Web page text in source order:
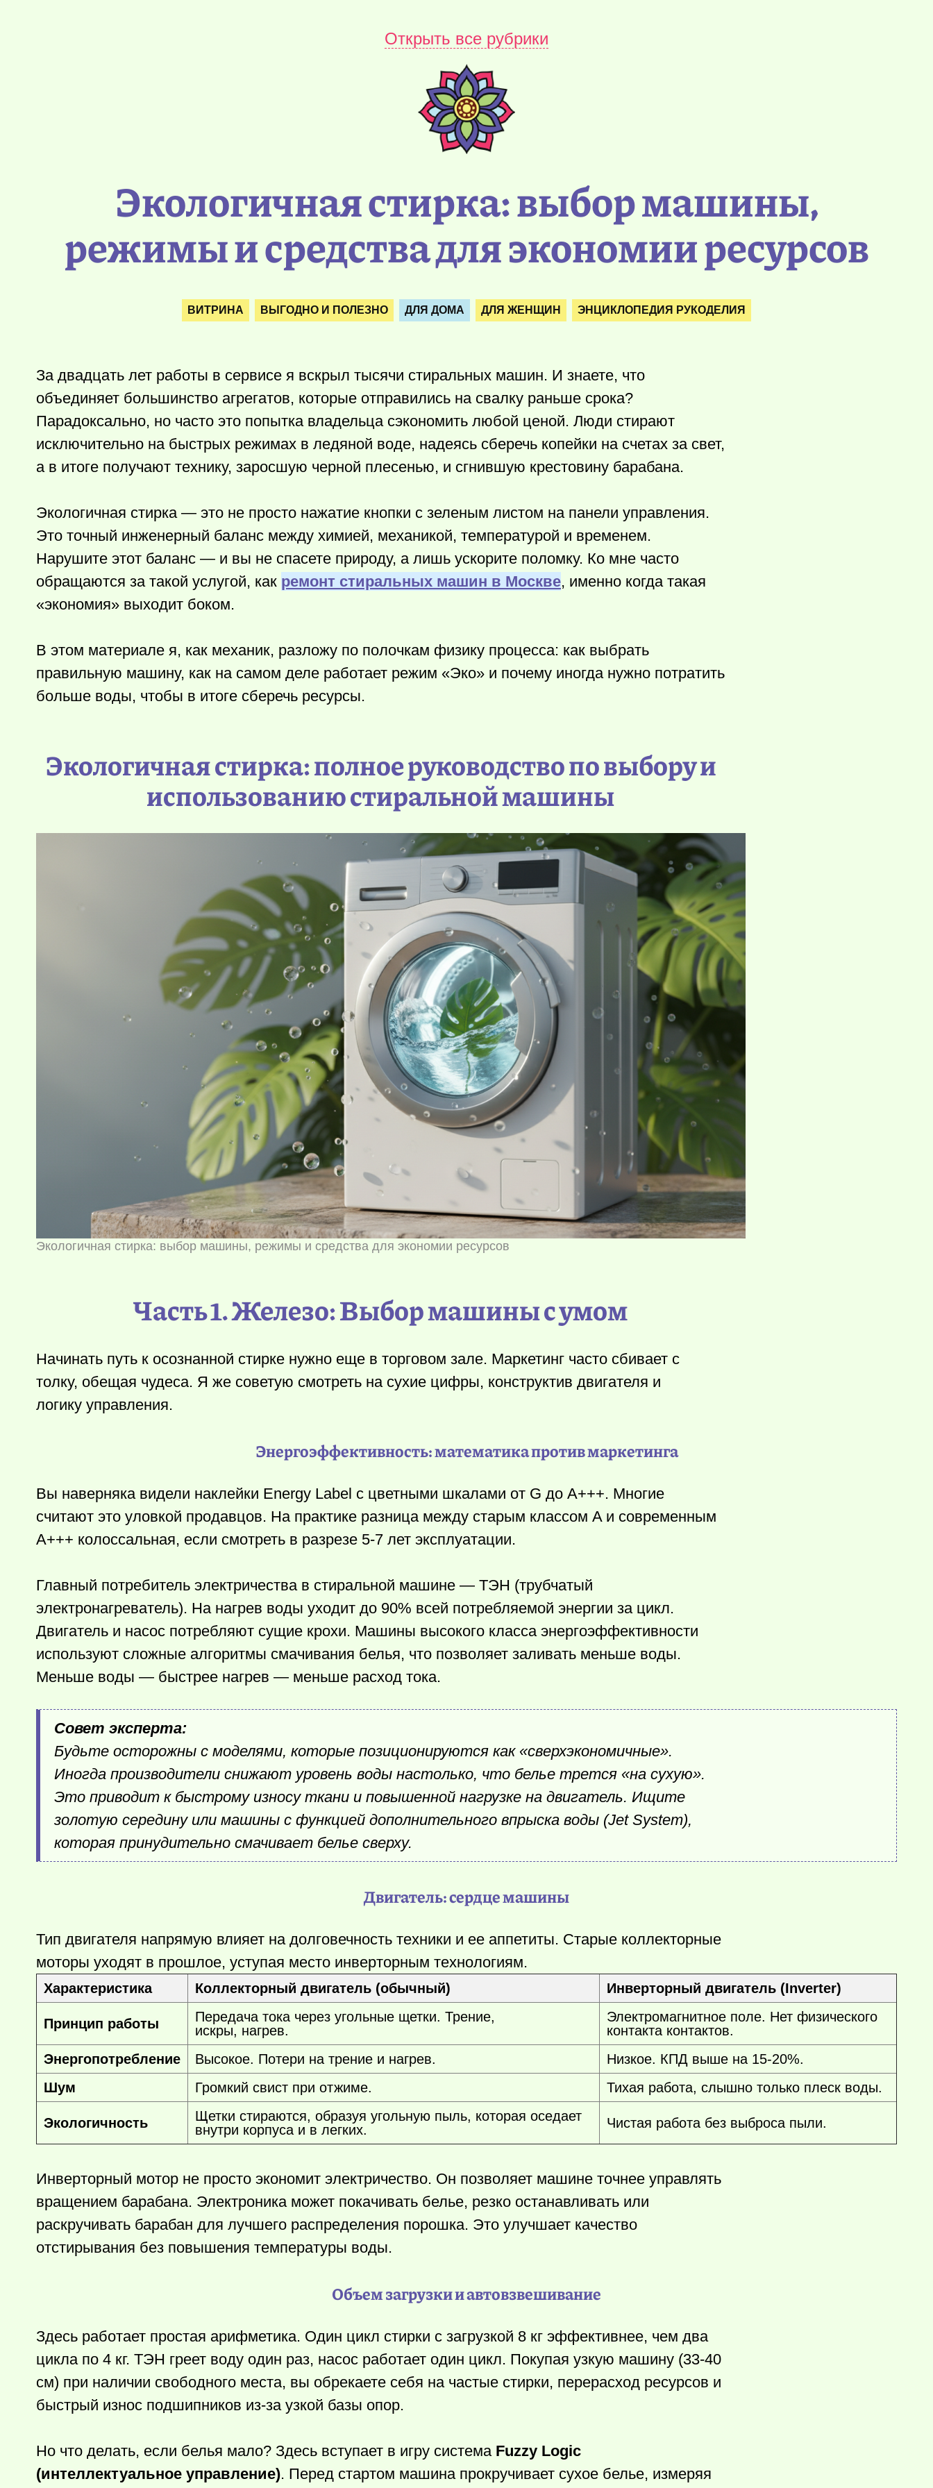
Открыть все рубрики
Экологичная стирка: выбор машины,
режимы и средства для экономии ресурсов
ВИТРИНА ВЫГОДНО И ПОЛЕЗНО ДЛЯ ДОМА ДЛЯ ЖЕНЩИН ЭНЦИКЛОПЕДИЯ РУКОДЕЛИЯ
За двадцать лет работы в сервисе я вскрыл тысячи стиральных машин. И знаете, что
объединяет большинство агрегатов, которые отправились на свалку раньше срока?
Парадоксально, но часто это попытка владельца сэкономить любой ценой. Люди стирают
исключительно на быстрых режимах в ледяной воде, надеясь сберечь копейки на счетах за свет,
а в итоге получают технику, заросшую черной плесенью, и сгнившую крестовину барабана.
Экологичная стирка — это не просто нажатие кнопки с зеленым листом на панели управления.
Это точный инженерный баланс между химией, механикой, температурой и временем.
Нарушите этот баланс — и вы не спасете природу, а лишь ускорите поломку. Ко мне часто
обращаются за такой услугой, как ремонт стиральных машин в Москве, именно когда такая
«экономия» выходит боком.
В этом материале я, как механик, разложу по полочкам физику процесса: как выбрать
правильную машину, как на самом деле работает режим «Эко» и почему иногда нужно потратить
больше воды, чтобы в итоге сберечь ресурсы.
Экологичная стирка: полное руководство по выбору и
использованию стиральной машины
Экологичная стирка: выбор машины, режимы и средства для экономии ресурсов
Часть 1. Железо: Выбор машины с умом
Начинать путь к осознанной стирке нужно еще в торговом зале. Маркетинг часто сбивает с
толку, обещая чудеса. Я же советую смотреть на сухие цифры, конструктив двигателя и
логику управления.
Энергоэффективность: математика против маркетинга
Вы наверняка видели наклейки Energy Label с цветными шкалами от G до A+++. Многие
считают это уловкой продавцов. На практике разница между старым классом A и современным
A+++ колоссальная, если смотреть в разрезе 5-7 лет эксплуатации.
Главный потребитель электричества в стиральной машине — ТЭН (трубчатый
электронагреватель). На нагрев воды уходит до 90% всей потребляемой энергии за цикл.
Двигатель и насос потребляют сущие крохи. Машины высокого класса энергоэффективности
используют сложные алгоритмы смачивания белья, что позволяет заливать меньше воды.
Меньше воды — быстрее нагрев — меньше расход тока.
Совет эксперта:
Будьте осторожны с моделями, которые позиционируются как «сверхэкономичные».
Иногда производители снижают уровень воды настолько, что белье трется «на сухую».
Это приводит к быстрому износу ткани и повышенной нагрузке на двигатель. Ищите
золотую середину или машины с функцией дополнительного впрыска воды (Jet System),
которая принудительно смачивает белье сверху.
Двигатель: сердце машины
Тип двигателя напрямую влияет на долговечность техники и ее аппетиты. Старые коллекторные
моторы уходят в прошлое, уступая место инверторным технологиям.
Характеристика Коллекторный двигатель (обычный) Инверторный двигатель (Inverter)
Принцип работы
Передача тока через угольные щетки. Трение,
искры, нагрев.
Электромагнитное поле. Нет физического
контакта контактов.
Энергопотребление
Высокое. Потери на трение и нагрев.
Низкое. КПД выше на 15-20%.
Шум
Громкий свист при отжиме. Тихая работа, слышно только плеск воды.
Экологичность
Щетки стираются, образуя угольную пыль, которая оседает
внутри корпуса и в легких.
Чистая работа без выброса пыли.
Инверторный мотор не просто экономит электричество. Он позволяет машине точнее управлять
вращением барабана. Электроника может покачивать белье, резко останавливать или
раскручивать барабан для лучшего распределения порошка. Это улучшает качество
отстирывания без повышения температуры воды.
Объем загрузки и автовзвешивание
Здесь работает простая арифметика. Один цикл стирки с загрузкой 8 кг эффективнее, чем два
цикла по 4 кг. ТЭН греет воду один раз, насос работает один цикл. Покупая узкую машину (33-40
см) при наличии свободного места, вы обрекаете себя на частые стирки, перерасход ресурсов и
быстрый износ подшипников из-за узкой базы опор.
Но что делать, если белья мало? Здесь вступает в игру система Fuzzy Logic
(интеллектуальное управление). Перед стартом машина прокручивает сухое белье, измеряя